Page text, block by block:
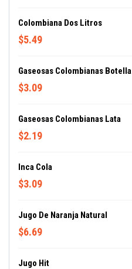
Colombiana Dos Litros
$5.49
Gaseosas Colombianas Botella
$3.09
Gaseosas Colombianas Lata
$2.19
Inca Cola
$3.09
Jugo De Naranja Natural
$6.69
Jugo Hit